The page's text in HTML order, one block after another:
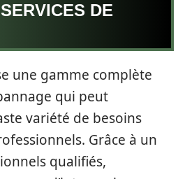
DE
une gamme complète
qui peut
variété de besoins
Grâce à un
qualifiés,